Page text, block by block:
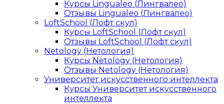
Курсы Lingualeo (Лингвалео)
Отзывы Lingualeo (Лингвалео)
LoftSchool (Лофт скул)
Курсы LoftSchool (Лофт скул)
Отзывы LoftSchool (Лофт скул)
Netology (Нетология)
Курсы Netology (Нетология)
Отзывы Netology (Нетология)
Университет искусственного интеллекта
Курсы Университет искусственного
интеллекта